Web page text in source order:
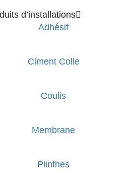
d’installations
Adhésif
Ciment Colle
Coulis
Membrane
Plinthes